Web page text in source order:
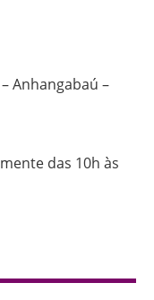
Anhangabaú –
das 10h às